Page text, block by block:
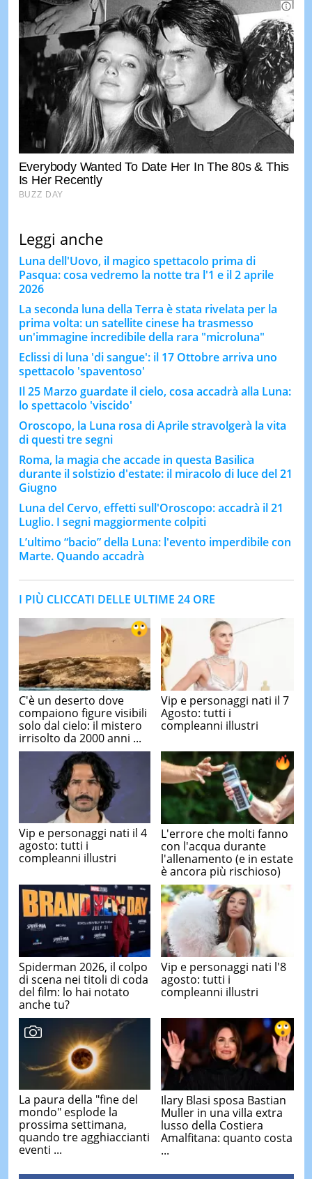
Leggi anche
Luna dell'Uovo, il magico spettacolo prima di
Pasqua: cosa vedremo la notte tra l'1 e il 2 aprile
2026
La seconda luna della Terra è stata rivelata per la
prima volta: un satellite cinese ha trasmesso
un'immagine incredibile della rara "microluna"
Eclissi di luna 'di sangue': il 17 Ottobre arriva uno
spettacolo 'spaventoso'
Il 25 Marzo guardate il cielo, cosa accadrà alla Luna:
lo spettacolo 'viscido'
Oroscopo, la Luna rosa di Aprile stravolgerà la vita
di questi tre segni
Roma, la magia che accade in questa Basilica
durante il solstizio d'estate: il miracolo di luce del 21
Giugno
Luna del Cervo, effetti sull'Oroscopo: accadrà il 21
Luglio. I segni maggiormente colpiti
L’ultimo “bacio” della Luna: l'evento imperdibile con
Marte. Quando accadrà
I PIÙ CLICCATI DELLE ULTIME 24 ORE
C'è un deserto dove
compaiono figure visibili
solo dal cielo: il mistero
irrisolto da 2000 anni ...
Vip e personaggi nati il 7
Agosto: tutti i
compleanni illustri
Vip e personaggi nati il 4
agosto: tutti i
compleanni illustri
L'errore che molti fanno
con l'acqua durante
l'allenamento (e in estate
è ancora più rischioso)
Spiderman 2026, il colpo
di scena nei titoli di coda
del film: lo hai notato
anche tu?
Vip e personaggi nati l'8
agosto: tutti i
compleanni illustri
La paura della "fine del
mondo" esplode la
prossima settimana,
quando tre agghiaccianti
eventi ...
Ilary Blasi sposa Bastian
Muller in una villa extra
lusso della Costiera
Amalfitana: quanto costa
...